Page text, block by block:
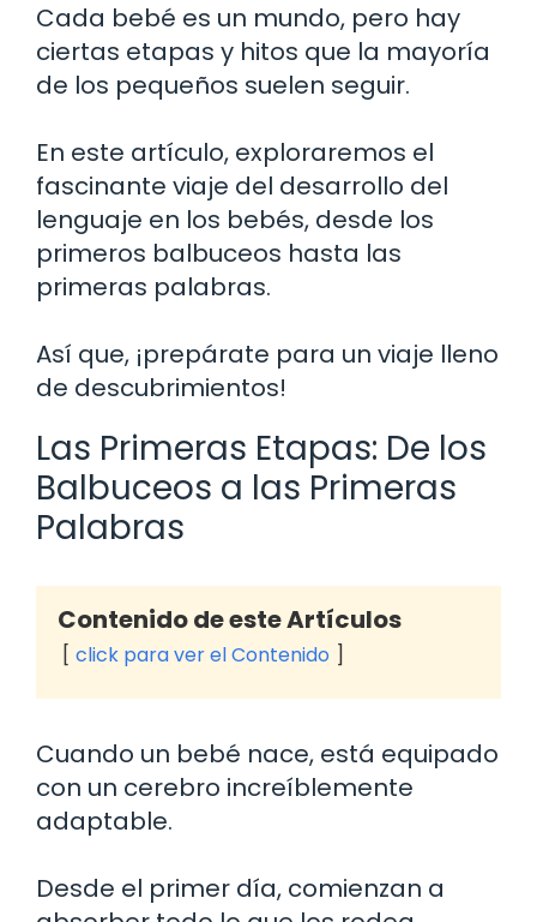
Cada bebé es un mundo, pero hay
ciertas etapas y hitos que la mayoría
de los pequeños suelen seguir.
En este artículo, exploraremos el
fascinante viaje del desarrollo del
lenguaje en los bebés, desde los
primeros balbuceos hasta las
primeras palabras.
Así que, ¡prepárate para un viaje lleno
de descubrimientos!
Las Primeras Etapas: De los
Balbuceos a las Primeras
Palabras
Contenido de este Artículos
click para ver el Contenido
Cuando un bebé nace, está equipado
con un cerebro increíblemente
adaptable.
Desde el primer día, comienzan a